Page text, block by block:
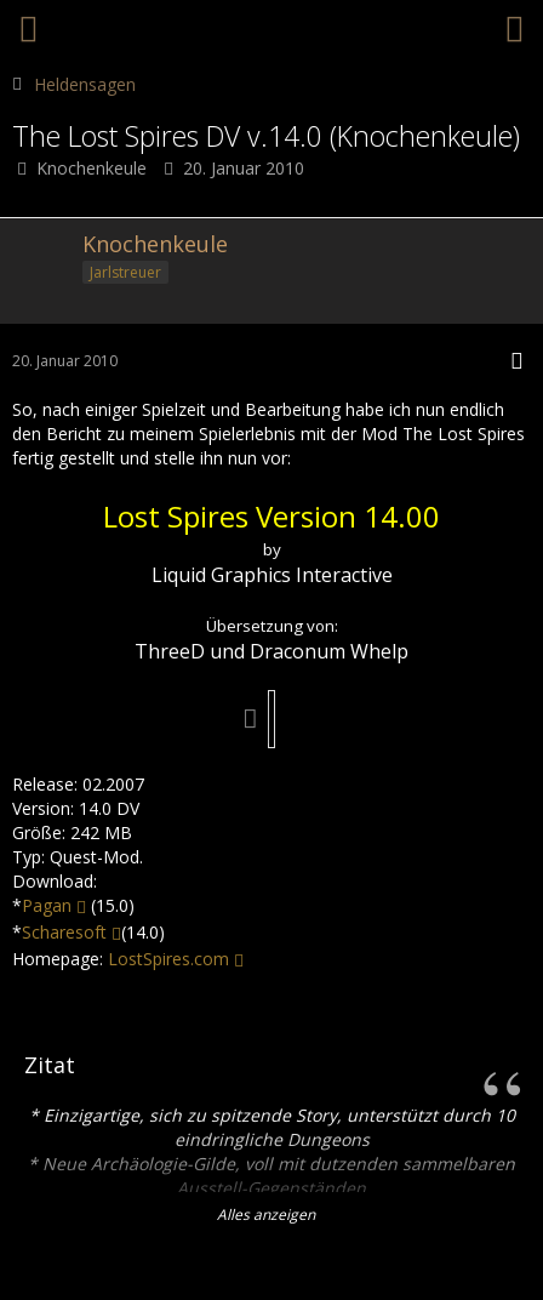
Heldensagen
The Lost Spires DV v.14.0 (Knochenkeule)
Knochenkeule 20. Januar 2010
Knochenkeule
Jarlstreuer
20. Januar 2010
So, nach einiger Spielzeit und Bearbeitung habe ich nun endlich
den Bericht zu meinem Spielerlebnis mit der Mod The Lost Spires
fertig gestellt und stelle ihn nun vor:
Lost Spires Version 14.00
by
Liquid Graphics Interactive
Übersetzung von:
ThreeD und Draconum Whelp
Release: 02.2007
Version: 14.0 DV
Größe: 242 MB
Typ: Quest-Mod.
Download:
*Pagan
(15.0)
*Scharesoft
(14.0)
Homepage: LostSpires.com
Zitat
* Einzigartige, sich zu spitzende Story, unterstützt durch 10
eindringliche Dungeons
* Neue Archäologie-Gilde, voll mit dutzenden sammelbaren
Ausstell-Gegenständen
* zwei vollständige Höhlen-Retexturierungen
Alles anzeigen